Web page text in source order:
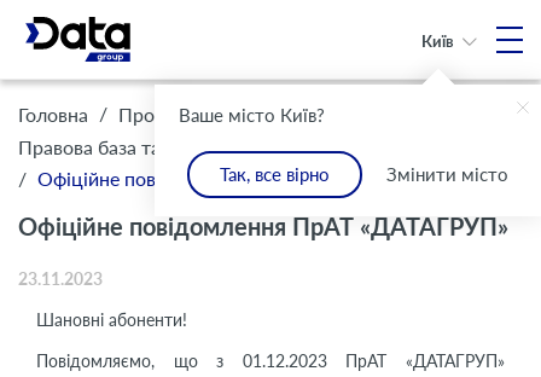
Ваше місто Київ?
Так, все вірно Змінити місто
Київ
Головна / Про Компанію /
Правова база та комплаєнс / Інформація для клієнтів
/ Офіційне повідомлення ПрАТ «ДАТАГРУП»
Офіційне повідомлення ПрАТ «ДАТАГРУП»
23.11.2023
Шановні абоненти!
Повідомляємо, що з 01.12.2023 ПрАТ «ДАТАГРУП»